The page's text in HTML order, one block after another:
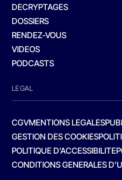
DECRYPTAGES
DOSSIERS
RENDEZ-VOUS
VIDEOS
PODCASTS
LEGAL
CGVMENTIONS LEGALES
GESTION DES COOKIES
POLITIQUE D’ACCESSIBILITE
CONDITIONS GENERALES